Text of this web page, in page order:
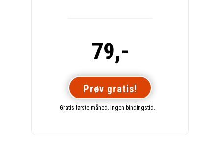
79,-
Prøv gratis!
Gratis første måned. Ingen bindingstid.